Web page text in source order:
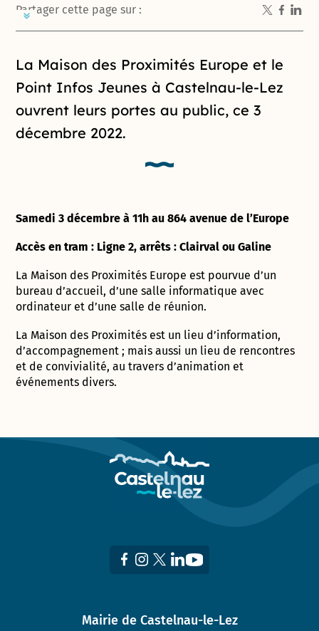
Partager cette page sur :
Introduction de la page
La Maison des Proximités Europe et le
Point Infos Jeunes à Castelnau-le-Lez
ouvrent leurs portes au public, ce 3
décembre 2022.
Samedi 3 décembre à 11h au 864 avenue de l’Europe
Accès en tram : Ligne 2, arrêts : Clairval ou Galine
La Maison des Proximités Europe est pourvue d’un
bureau d’accueil, d’une salle informatique avec
ordinateur et d’une salle de réunion.
La Maison des Proximités est un lieu d’information,
d’accompagnement ; mais aussi un lieu de rencontres
et de convivialité, au travers d’animation et
événements divers.
Mairie de Castelnau-le-Lez